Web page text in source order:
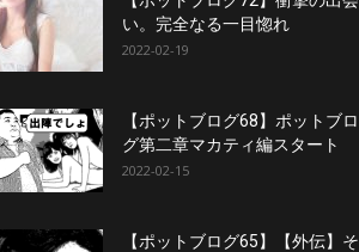
い。完全なる一目惚れ
2022-02-19
【ポットブログ68】ポットブロ
グ第二章マカティ編スタート
2022-02-15
【ポットブログ65】【外伝】そ